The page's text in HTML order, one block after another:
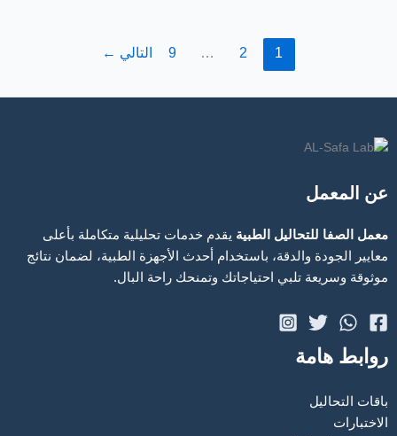
1
2
…
9 التالي ←
عن المعمل
معمل الصفا للتحاليل الطبية يقدم خدمات تحليلية متكاملة بأعلى
معايير الجودة والدقة، باستخدام أحدث الأجهزة الطبية، لضمان نتائج
موثوقة وسريعة تلبي احتياجاتك وتمنحك راحة البال.
روابط هامة
باقات التحاليل
الاختبارات